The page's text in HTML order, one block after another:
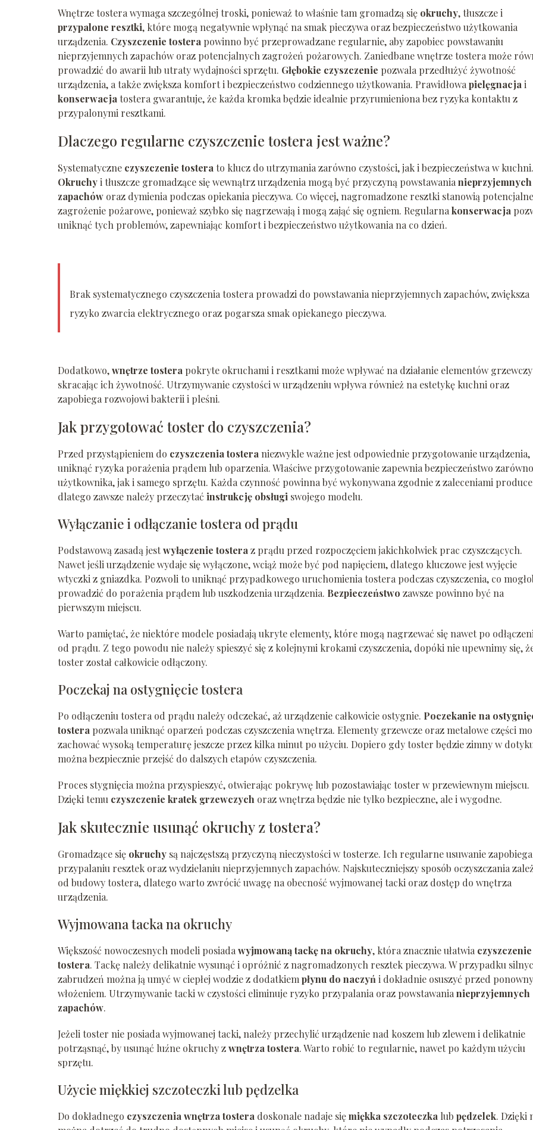
Wnętrze tostera wymaga szczególnej troski, ponieważ to właśnie tam gromadzą się okruchy, tłuszcze i
przypalone resztki, które mogą negatywnie wpłynąć na smak pieczywa oraz bezpieczeństwo użytkowania
urządzenia. Czyszczenie tostera powinno być przeprowadzane regularnie, aby zapobiec powstawaniu
nieprzyjemnych zapachów oraz potencjalnych zagrożeń pożarowych. Zaniedbane wnętrze tostera może
prowadzić do awarii lub utraty wydajności sprzętu. Głębokie czyszczenie pozwala przedłużyć żywotność
urządzenia, a także zwiększa komfort i bezpieczeństwo codziennego użytkowania. Prawidłowa pielęgnacja i
konserwacja tostera gwarantuje, że każda kromka będzie idealnie przyrumieniona bez ryzyka kontaktu z
przypalonymi resztkami.
Dlaczego regularne czyszczenie tostera jest ważne?
Systematyczne czyszczenie tostera to klucz do utrzymania zarówno czystości, jak i bezpieczeństwa w kuchni.
Okruchyi tłuszcze gromadzące się wewnątrz urządzenia mogą być przyczyną powstawania nieprzyjemnych
zapachów oraz dymienia podczas opiekania pieczywa. Co więcej, nagromadzone resztki stanowią potencjalne
zagrożenie pożarowe, ponieważ szybko się nagrzewają i mogą zająć się ogniem. Regularna konserwacja
uniknąć tych problemów, zapewniając komfort i bezpieczeństwo użytkowania na co dzień.
Brak systematycznego czyszczenia tostera prowadzi do powstawania nieprzyjemnych zapachów, zwiększa
ryzyko zwarcia elektrycznego oraz pogarsza smak opiekanego pieczywa.
Dodatkowo,wnętrze tostera pokryte okruchami i resztkami może wpływać na działanie elementów
skracając ich żywotność. Utrzymywanie czystości w urządzeniu wpływa również na estetykę kuchni oraz
zapobiega rozwojowi bakterii i pleśni.
Jak przygotować toster do czyszczenia?
Przed przystąpieniem do czyszczenia tostera niezwykle ważne jest odpowiednie przygotowanie urządzenia,
uniknąć ryzyka porażenia prądem lub oparzenia. Właściwe przygotowanie zapewnia bezpieczeństwo zarówno
użytkownika, jak i samego sprzętu. Każda czynność powinna być wykonywana zgodnie z zaleceniami
dlatego zawsze należy przeczytać instrukcję obsługi swojego modelu.
Wyłączanie i odłączanie tostera od prądu
Podstawową zasadą jestwyłączenie tostera z prądu przed rozpoczęciem jakichkolwiek prac czyszczących.
Nawet jeśli urządzenie wydaje się wyłączone, wciąż może być pod napięciem, dlatego kluczowe jest wyjęcie
wtyczki z gniazdka. Pozwoli to uniknąć przypadkowego uruchomienia tostera podczas czyszczenia, co
prowadzić do porażenia prądem lub uszkodzenia urządzenia. Bezpieczeństwo zawsze powinno być na
pierwszym miejscu.
Warto pamiętać, że niektóre modele posiadają ukryte elementy, które mogą nagrzewać się nawet po
od prądu. Z tego powodu nie należy spieszyć się z kolejnymi krokami czyszczenia, dopóki nie upewnimy się,
toster został całkowicie odłączony.
Poczekaj na ostygnięcie tostera
Po odłączeniu tostera od prądu należy odczekać, aż urządzenie całkowicie ostygnie. Poczekanie na
tostera pozwala uniknąć oparzeń podczas czyszczenia wnętrza. Elementy grzewcze oraz metalowe części
zachować wysoką temperaturę jeszcze przez kilka minut po użyciu. Dopiero gdy toster będzie zimny w
można bezpiecznie przejść do dalszych etapów czyszczenia.
Proces stygnięcia można przyspieszyć, otwierając pokrywę lub pozostawiając toster w przewiewnym miejscu.
Dzięki temu czyszczenie kratek grzewczych oraz wnętrza będzie nie tylko bezpieczne, ale i wygodne.
Jak skutecznie usunąć okruchy z tostera?
Gromadzące się okruchy są najczęstszą przyczyną nieczystości w tosterze. Ich regularne usuwanie zapobiega
przypalaniu resztek oraz wydzielaniu nieprzyjemnych zapachów. Najskuteczniejszy sposób oczyszczania
od budowy tostera, dlatego warto zwrócić uwagę na obecność wyjmowanej tacki oraz dostęp do wnętrza
urządzenia.
Wyjmowana tacka na okruchy
Większość nowoczesnych modeli posiada wyjmowaną tackę na okruchy, która znacznie ułatwia czyszczenie
tostera. Tackę należy delikatnie wysunąć i opróżnić z nagromadzonych resztek pieczywa. W przypadku
zabrudzeń można ją umyć w ciepłej wodzie z dodatkiem płynu do naczyń i dokładnie osuszyć przed
włożeniem. Utrzymywanie tacki w czystości eliminuje ryzyko przypalania oraz powstawania nieprzyjemnych
zapachów.
Jeżeli toster nie posiada wyjmowanej tacki, należy przechylić urządzenie nad koszem lub zlewem i delikatnie
potrząsnąć, by usunąć luźne okruchy zwnętrza tostera. Warto robić to regularnie, nawet po każdym użyciu
sprzętu.
Użycie miękkiej szczoteczki lub pędzelka
Do dokładnego czyszczenia wnętrza tostera doskonale nadaje sięmiękka szczoteczka lub pędzelek. Dzięki